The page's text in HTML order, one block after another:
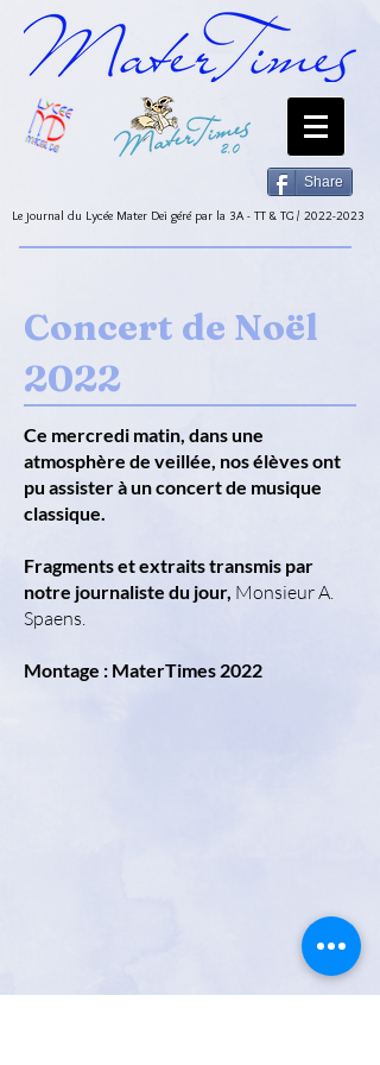
Share
Le journal du Lycée Mater Dei géré par la 3A - TT & TG / 2022-2023
Concert de Noël
2022
Ce mercredi matin, dans une
atmosphère de veillée, nos élèves ont
pu assister à un concert de musique
classique.
Fragments et extraits transmis par
notre journaliste du jour, Monsieur A.
Spaens.
Montage : MaterTimes 2022